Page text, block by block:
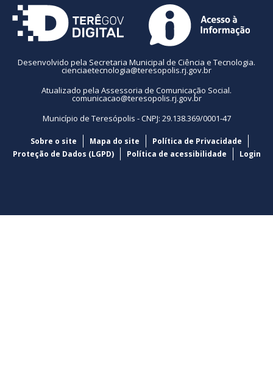
Desenvolvido pela Secretaria Municipal de Ciência e Tecnologia.
cienciaetecnologia@teresopolis.rj.gov.br
Atualizado pela Assessoria de Comunicação Social.
comunicacao@teresopolis.rj.gov.br
Município de Teresópolis - CNPJ: 29.138.369/0001-47
Sobre o site Mapa do site
Política de Privacidade
Proteção de Dados (LGPD)
Política de acessibilidade Login